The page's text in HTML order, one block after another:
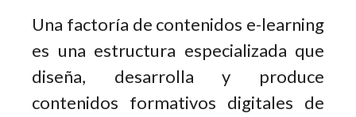
Una factoría de contenidos e-learning
es una estructura especializada que
diseña, desarrolla y produce
contenidos formativos digitales de